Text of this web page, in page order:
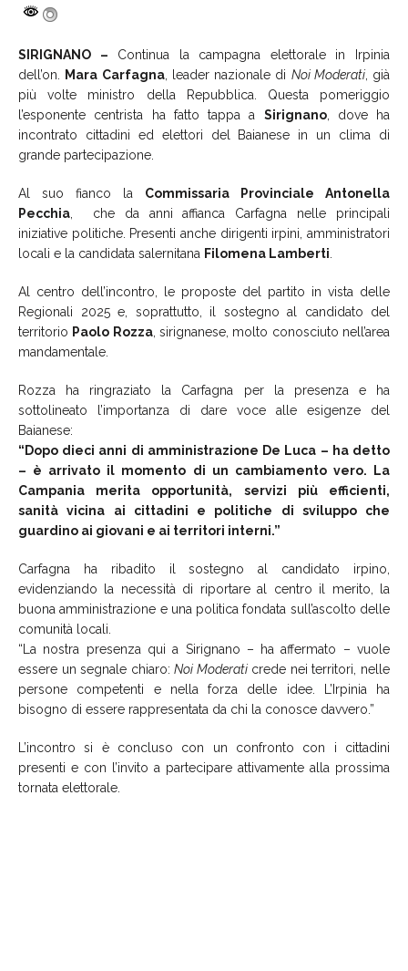
SIRIGNANO – Continua la campagna elettorale in Irpinia
dell’on.
Mara Carfagna, leader nazionale di Noi Moderati, già
più volte ministro della Repubblica. Questa pomeriggio
l’esponente centrista ha fatto tappa a Sirignano, dove ha
incontrato cittadini ed elettori del Baianese in un clima di
grande partecipazione.
Al suo fianco la Commissaria Provinciale Antonella
Pecchia , che da anni affianca Carfagna nelle principali
iniziative politiche. Presenti anche dirigenti irpini, amministratori
locali e la candidata salernitana Filomena Lamberti
Al centro dell’incontro, le proposte del partito in vista delle
Regionali 2025 e, soprattutto, il sostegno al candidato del
territorio Paolo Rozza, sirignanese, molto conosciuto nell’area
mandamentale.
Rozza ha ringraziato la Carfagna per la presenza e ha
sottolineato l’importanza di dare voce alle esigenze del
Baianese:
“Dopo dieci anni di amministrazione De Luca – ha detto
– è arrivato il momento di un cambiamento vero. La
Campania merita opportunità, servizi più efficienti,
sanità vicina ai cittadini e politiche di sviluppo che
guardino ai giovani e ai territori interni.”
Carfagna ha ribadito il sostegno al candidato irpino,
evidenziando la necessità di riportare al centro il merito, la
buona amministrazione e una politica fondata sull’ascolto delle
comunità locali.
“La nostra presenza qui a Sirignano – ha affermato – vuole
essere un segnale chiaro:Noi Moderaticrede nei territori, nelle
persone competenti e nella forza delle idee. L’Irpinia ha
bisogno di essere rappresentata da chi la conosce davvero.”
L’incontro si è concluso con un confronto con i cittadini
presenti e con l’invito a partecipare attivamente alla prossima
tornata elettorale.